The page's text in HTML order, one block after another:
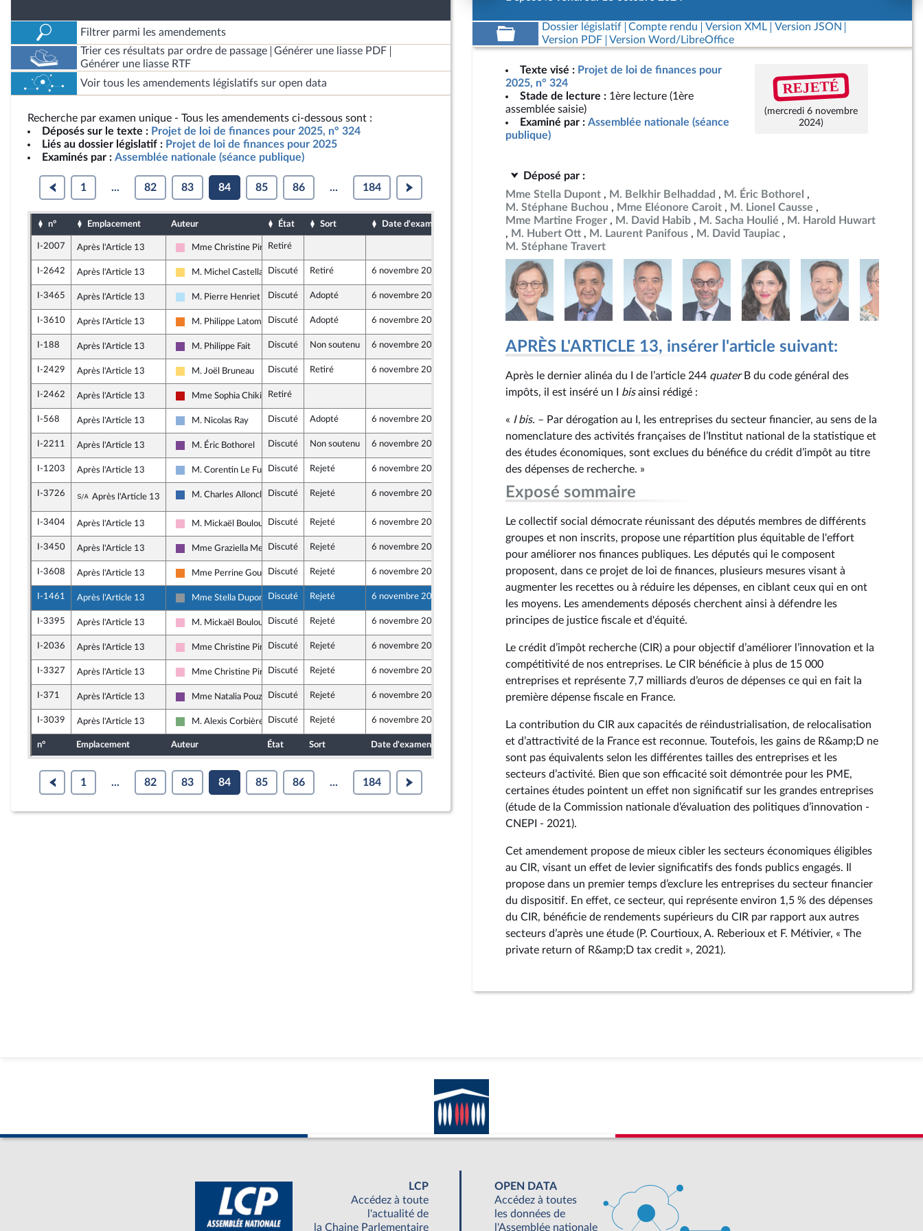
Filtrer parmi les amendements
Trier ces résultats par ordre de passage
Générer une liasse PDF
Générer une liasse RTF
Voir tous les amendements législatifs sur open data
Recherche par examen unique - Tous les amendements ci-dessous sont :
Déposés sur le texte : Projet de loi de finances pour 2025, n° 324
Liés au dossier législatif : Projet de loi de finances pour 2025
Examinés par : Assemblée nationale (séance publique)
1 ... 82 83 84 85 86 ... 184
n° Emplacement Auteur État Sort Date d'examen Date de dépôt
I-2007 Après l'Article 13
Socialistes et apparentés
Mme Christine Pirès Beaune
Retiré 18 octobre 2024
I-2642 Après l'Article 13
Libertés, Indépendants, Outre-mer et Territoires
M. Michel CastellaniDiscuté Retiré 6 novembre 2024 19 octobre 2024
I-3465 Après l'Article 13
Horizons & Indépendants
M. Pierre Henriet Discuté Adopté 6 novembre 2024 19 octobre 2024
I-3610 Après l'Article 13
Les Démocrates
M. Philippe LatombeDiscuté Adopté 6 novembre 2024 19 octobre 2024
I-188 Après l'Article 13
Ensemble pour la République
M. Philippe Fait Discuté Non soutenu 6 novembre 2024 15 octobre 2024
I-2429 Après l'Article 13
Libertés, Indépendants, Outre-mer et Territoires
M. Joël Bruneau Discuté Retiré 6 novembre 2024 18 octobre 2024
I-2462 Après l'Article 13
La France insoumise - Nouveau Front Populaire
Mme Sophia ChikirouRetiré 18 octobre 2024
I-568 Après l'Article 13
Droite Républicaine
M. Nicolas Ray Discuté Adopté 6 novembre 2024 16 octobre 2024
I-2211 Après l'Article 13
Ensemble pour la République
M. Éric Bothorel Discuté Non soutenu 6 novembre 2024
I-1203 Après l'Article 13
Droite Républicaine
M. Corentin Le Fur Discuté Rejeté 6 novembre 2024 17 octobre 2024
I-3726 Sous-amendement de l'amendement n°I-1203
Après l'Article 13 UDR
M. Charles Alloncle Discuté Rejeté 6 novembre 2024 25 octobre 2024
I-3404 Après l'Article 13
Socialistes et apparentés
M. Mickaël Bouloux Discuté Rejeté 6 novembre 2024 19 octobre 2024
I-3450 Après l'Article 13
Ensemble pour la République
Mme Graziella MelchiorDiscuté Rejeté 6 novembre 2024
I-3608 Après l'Article 13
Les Démocrates
Mme Perrine GouletDiscuté Rejeté 6 novembre 2024 19 octobre 2024
I-1461 Après l'Article 13
Non inscrit
Mme Stella Dupont Discuté Rejeté 6 novembre 2024
I-3395 Après l'Article 13
Socialistes et apparentés
M. Mickaël Bouloux Discuté Rejeté 6 novembre 2024 19 octobre 2024
I-2036 Après l'Article 13
Socialistes et apparentés
Mme Christine Pirès Beaune
Discuté Rejeté 6 novembre 2024 18 octobre 2024
I-3327 Après l'Article 13
Socialistes et apparentés
Mme Christine Pirès Beaune
Discuté Rejeté 6 novembre 2024 19 octobre 2024
I-371 Après l'Article 13
Ensemble pour la République
Mme Natalia PouzyreffDiscuté Rejeté 6 novembre 2024 16 octobre 2024
I-3039 Après l'Article 13
Écologiste et Social
M. Alexis Corbière Discuté Rejeté 6 novembre 2024 19 octobre 2024
n° Emplacement Auteur État Sort Date d'examen Date de dépôt
1 ... 82 83 84 85 86 ... 184
Dossier législatif Compte rendu Version XML
Version JSON
Version PDF
Version Word/LibreOffice
Texte visé : Projet de loi de finances pour
2025, n° 324
Stade de lecture : 1ère lecture (1ère
assemblée saisie)
Examiné par : Assemblée nationale (séance
publique)
REJETÉ
(mercredi 6 novembre
2024)
Déposé par :
Mme Stella Dupont
M. Belkhir Belhaddad
M. Éric Bothorel
M. Stéphane Buchou
Mme Eléonore Caroit
M. Lionel Causse
Mme Martine Froger
M. David Habib M. Sacha Houlié
M. Harold Huwart
M. Hubert Ott
M. Laurent Panifous
M. David Taupiac
M. Stéphane Travert
APRÈS L'ARTICLE 13, insérer l'article suivant:
Après le dernier alinéa du I de l’article 244 quaterB du code général des
impôts, il est inséré un I bisainsi rédigé :
« Ibis. – Par dérogation au I, les entreprises du secteur financier, au sens de la
nomenclature des activités françaises de l’Institut national de la statistique et
des études économiques, sont exclues du bénéfice du crédit d’impôt au titre
des dépenses de recherche. »
Exposé sommaire
Le collectif social démocrate réunissant des députés membres de différents
groupes et non inscrits, propose une répartition plus équitable de l'effort
pour améliorer nos finances publiques. Les députés qui le composent
proposent, dans ce projet de loi de finances, plusieurs mesures visant à
augmenter les recettes ou à réduire les dépenses, en ciblant ceux qui en ont
les moyens. Les amendements déposés cherchent ainsi à défendre les
principes de justice fiscale et d'équité.
Le crédit d’impôt recherche (CIR) a pour objectif d’améliorer l’innovation et la
compétitivité de nos entreprises. Le CIR bénéficie à plus de 15 000
entreprises et représente 7,7 milliards d’euros de dépenses ce qui en fait la
première dépense fiscale en France.
La contribution du CIR aux capacités de réindustrialisation, de relocalisation
et d’attractivité de la France est reconnue. Toutefois, les gains de R&amp;D ne
sont pas équivalents selon les différentes tailles des entreprises et les
secteurs d’activité. Bien que son efficacité soit démontrée pour les PME,
certaines études pointent un effet non significatif sur les grandes entreprises
(étude de la Commission nationale d’évaluation des politiques d’innovation -
CNEPI - 2021).
Cet amendement propose de mieux cibler les secteurs économiques éligibles
au CIR, visant un effet de levier significatifs des fonds publics engagés. Il
propose dans un premier temps d’exclure les entreprises du secteur financier
du dispositif. En effet, ce secteur, qui représente environ 1,5 % des dépenses
du CIR, bénéficie de rendements supérieurs du CIR par rapport aux autres
secteurs d’après une étude (P. Courtioux, A. Reberioux et F. Métivier, « The
private return of R&amp;D tax credit », 2021).
LCP
Accédez à toute
l'actualité de
la Chaine Parlementaire
OPEN DATA
Accédez à toutes
les données de
l'Assemblée nationale